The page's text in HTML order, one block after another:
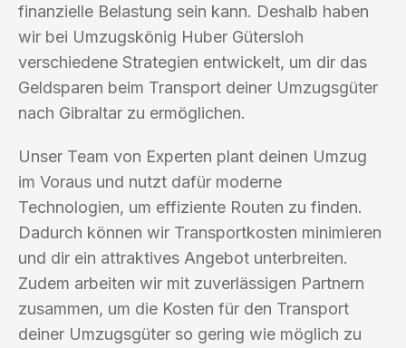
finanzielle Belastung sein kann. Deshalb haben
wir bei Umzugskönig Huber Gütersloh
verschiedene Strategien entwickelt, um dir das
Geldsparen beim Transport deiner Umzugsgüter
nach Gibraltar zu ermöglichen.
Unser Team von Experten plant deinen Umzug
im Voraus und nutzt dafür moderne
Technologien, um effiziente Routen zu finden.
Dadurch können wir Transportkosten minimieren
und dir ein attraktives Angebot unterbreiten.
Zudem arbeiten wir mit zuverlässigen Partnern
zusammen, um die Kosten für den Transport
deiner Umzugsgüter so gering wie möglich zu